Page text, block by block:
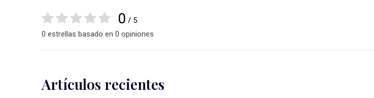
0 / 5
0 estrellas basado en 0 opiniones
Artículos recientes